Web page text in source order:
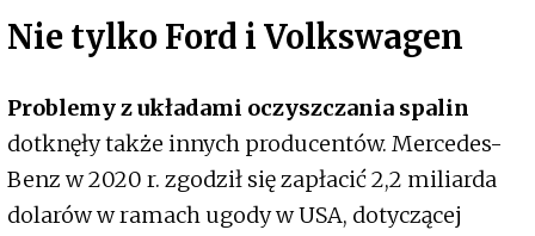
Nie tylko Ford i Volkswagen
Problemy z układami oczyszczania spalin
dotknęły także innych producentów. Mercedes-
Benz w 2020 r. zgodził się zapłacić 2,2 miliarda
dolarów w ramach ugody w USA, dotyczącej